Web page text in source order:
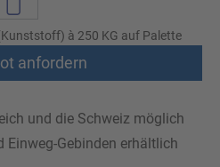
à 250 KG auf Palette
anfordern
und die Schweiz möglich
Einweg-Gebinden erhältlich